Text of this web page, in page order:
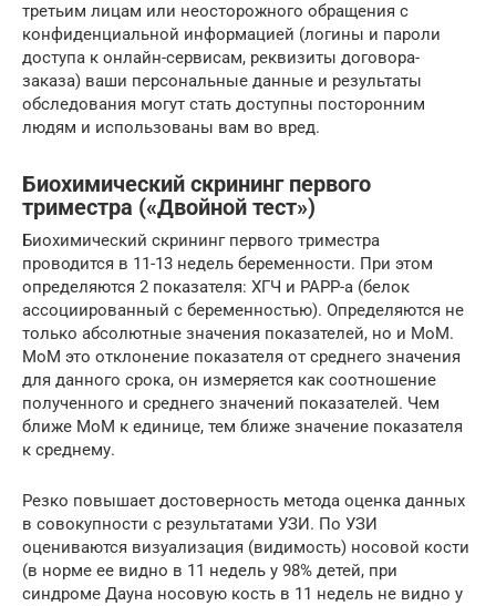
третьим лицам или неосторожного обращения с
конфиденциальной информацией (логины и пароли
доступа к онлайн-сервисам, реквизиты договора-
заказа) ваши персональные данные и результаты
обследования могут стать доступны посторонним
людям и использованы вам во вред.
Биохимический скрининг первого
триместра («Двойной тест»)
Биохимический скрининг первого триместра
проводится в 11-13 недель беременности. При этом
определяются 2 показателя: ХГЧ и РАРР-а (белок
ассоциированный с беременностью). Определяются не
только абсолютные значения показателей, но и МоМ.
МоМ это отклонение показателя от среднего значения
для данного срока, он измеряется как соотношение
полученного и среднего значений показателей. Чем
ближе МоМ к единице, тем ближе значение показателя
к среднему.
Резко повышает достоверность метода оценка данных
в совокупности с результатами УЗИ. По УЗИ
оцениваются визуализация (видимость) носовой кости
(в норме ее видно в 11 недель у 98% детей, при
синдроме Дауна носовую кость в 11 недель не видно у